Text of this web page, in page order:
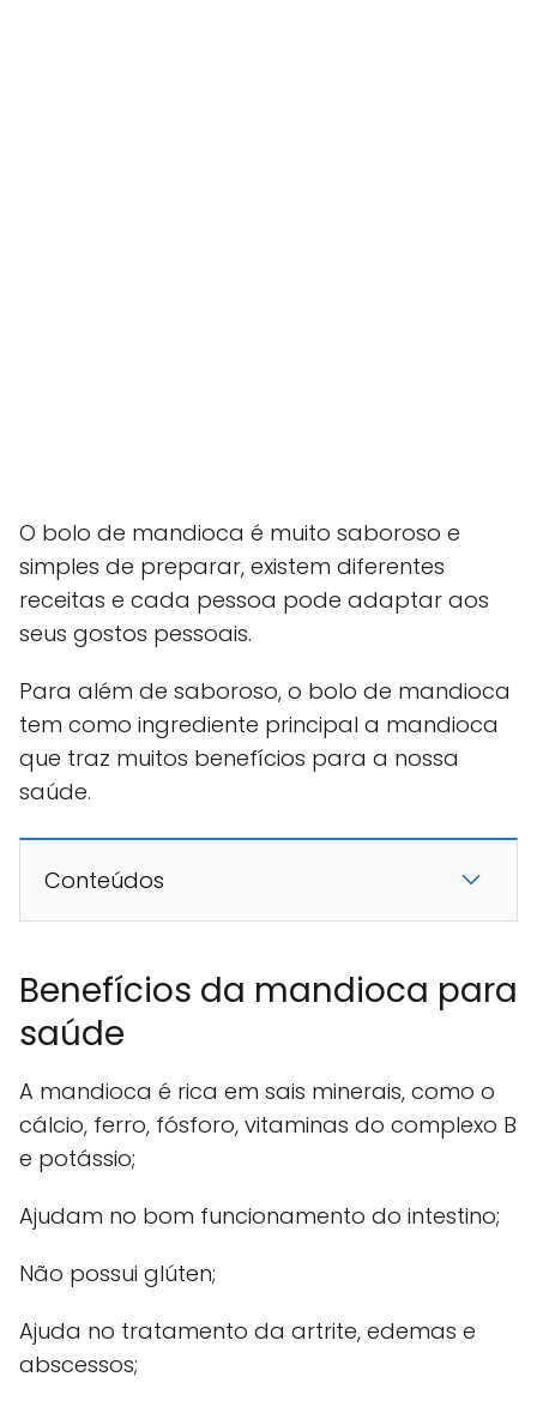
O bolo de mandioca é muito saboroso e
simples de preparar, existem diferentes
receitas e cada pessoa pode adaptar aos
seus gostos pessoais.
Para além de saboroso, o bolo de mandioca
tem como ingrediente principal a mandioca
que traz muitos benefícios para a nossa
saúde.
Conteúdos
Benefícios da mandioca para
saúde
A mandioca é rica em sais minerais, como o
cálcio, ferro, fósforo, vitaminas do complexo B
e potássio;
Ajudam no bom funcionamento do intestino;
Não possui glúten;
Ajuda no tratamento da artrite, edemas e
abscessos;